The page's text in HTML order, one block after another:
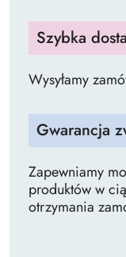
Szybka
Wysyłamy
Gwarancja
Zapewniamy
produktów w
otrzymania